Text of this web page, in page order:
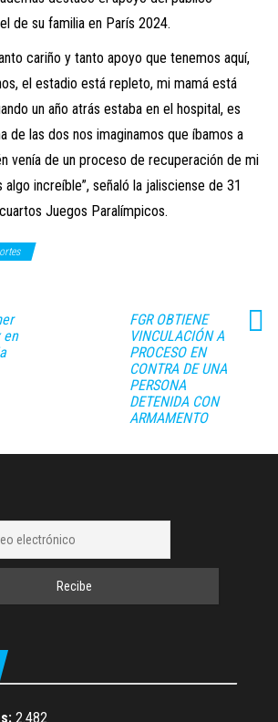
de su familia en París 2024.
cariño y tanto apoyo que tenemos aquí,
el estadio está repleto, mi mamá está
un año atrás estaba en el hospital, es
de las dos nos imaginamos que íbamos a
venía de un proceso de recuperación de mi
increíble”, señaló la jalisciense de 31
Juegos Paralímpicos.
en
FGR OBTIENE
VINCULACIÓN A
PROCESO EN
CONTRA DE UNA
PERSONA
DETENIDA CON
ARMAMENTO
2.482